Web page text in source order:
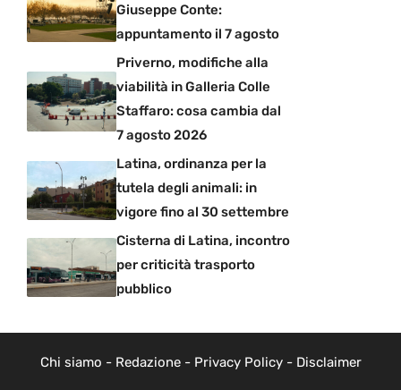
Giuseppe Conte:
appuntamento il 7 agosto
Priverno, modifiche alla
viabilità in Galleria Colle
Staffaro: cosa cambia dal
7 agosto 2026
Latina, ordinanza per la
tutela degli animali: in
vigore fino al 30 settembre
Cisterna di Latina, incontro
per criticità trasporto
pubblico
Chi siamo - Redazione- Privacy Policy- Disclaimer